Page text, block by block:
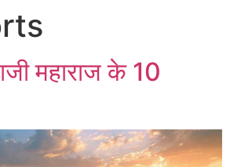
महाराज के 10